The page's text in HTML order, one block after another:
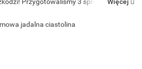
Przygotowaliśmy 3 sprawdzone